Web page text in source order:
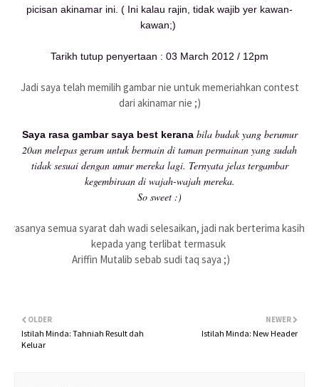
picisan akinamar ini. ( Ini kalau rajin, tidak wajib yer kawan-
kawan;)
Tarikh tutup penyertaan : 03 March 2012 / 12pm
Jadi saya telah memilih gambar nie untuk memeriahkan contest
dari akinamar nie ;)
Saya rasa gambar saya best kerana bila budak yang berumur
20an melepas geram untuk bermain di taman permainan yang sudah
tidak sesuai dengan umur mereka lagi. Ternyata jelas tergambar
kegembiraan di wajah-wajah mereka.
So sweet :)
rasanya semua syarat dah wadi selesaikan, jadi nak berterima kasih
kepada yang terlibat termasuk
Ariffin Mutalib sebab sudi taq saya ;)
NEWER
Istilah Minda: New Header
OLDER
Istilah Minda: Tahniah Result dah
Keluar